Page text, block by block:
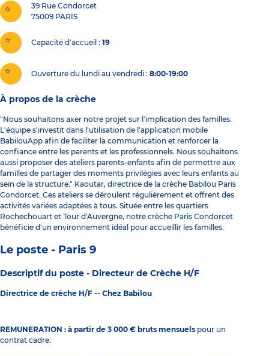
39 Rue Condorcet
75009 PARIS
Capacité d'accueil 19
Ouverture du lundi au vendredi : 8:00-19:00
À propos de la crèche
"Nous souhaitons axer notre projet sur l'implication des familles.
L'équipe s'investit dans l'utilisation de l'application mobile
BabilouApp afin de faciliter la communication et renforcer la
confiance entre les parents et les professionnels. Nous souhaitons
aussi proposer des ateliers parents-enfants afin de permettre aux
familles de partager des moments privilégies avec leurs enfants au
sein de la structure." Kaoutar, directrice de la crèche Babilou Paris
Condorcet. Ces ateliers se déroulent régulièrement et offrent des
activités variées adaptées à tous. Située entre les quartiers
Rochechouart et Tour d'Auvergne, notre crèche Paris Condorcet
bénéficie d'un environnement idéal pour accueillir les familles.
Le poste - Paris 9
Descriptif du poste - Directeur de Crèche H/F
Directrice de crèche H/F -- Chez Babilou
REMUNERATION : à partir de 3 000 € bruts mensuels pour un
contrat cadre.